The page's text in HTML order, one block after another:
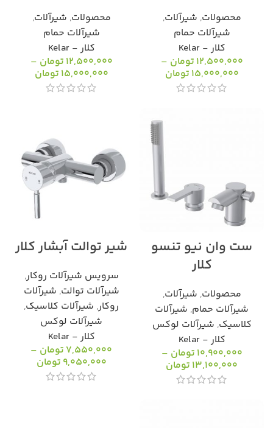
محصولات, شیرآلات,
شیرآلات حمام
کلار - Kelar
12,500,000 تومان –
15,000,000 تومان
محصولات, شیرآلات,
شیرآلات حمام
کلار - Kelar
12,500,000 تومان –
15,000,000 تومان
ست وان نیو تنسو
کلار
محصولات, شیرآلات,
شیرآلات حمام, شیرآلات
کلاسیک, شیرآلات لوکس
کلار - Kelar
10,900,000 تومان –
13,100,000 تومان
شیر توالت آبشار کلار
سرویس شیرآلات روکار,
شیرآلات توالت, شیرآلات
روکار, شیرآلات کلاسیک,
شیرآلات لوکس
کلار - Kelar
7,550,000 تومان –
9,050,000 تومان